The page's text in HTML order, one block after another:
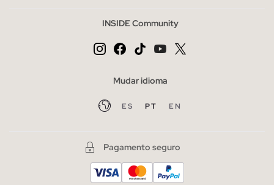
INSIDE Community
Mudar idioma
ES PT EN
Pagamento seguro